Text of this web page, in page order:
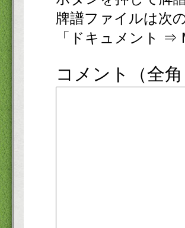
牌譜ファイルは次
「ドキュメント ⇒
コメント（全